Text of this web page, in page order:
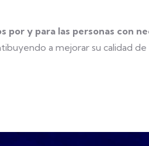
por y para las personas con
a mejorar su calidad de